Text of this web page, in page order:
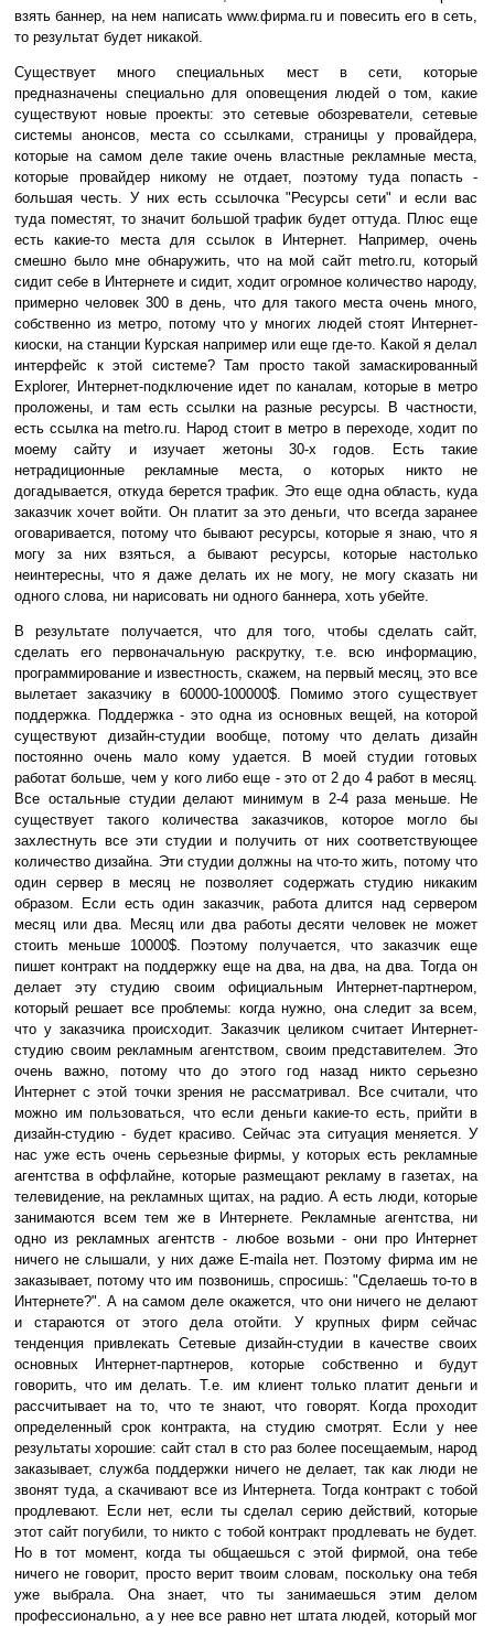
взять баннер, на нем написать www.фирма.ru и повесить его в сеть,
то результат будет никакой.
Существует много специальных мест в сети, которые
предназначены специально для оповещения людей о том, какие
существуют новые проекты: это сетевые обозреватели, сетевые
системы анонсов, места со ссылками, страницы у провайдера,
которые на самом деле такие очень властные рекламные места,
которые провайдер никому не отдает, поэтому туда попасть -
большая честь. У них есть ссылочка "Ресурсы сети" и если вас
туда поместят, то значит большой трафик будет оттуда. Плюс еще
есть какие-то места для ссылок в Интернет. Например, очень
смешно было мне обнаружить, что на мой сайт metro.ru, который
сидит себе в Интернете и сидит, ходит огромное количество народу,
примерно человек 300 в день, что для такого места очень много,
собственно из метро, потому что у многих людей стоят Интернет-
киоски, на станции Курская например или еще где-то. Какой я делал
интерфейс к этой системе? Там просто такой замаскированный
Explorer, Интернет-подключение идет по каналам, которые в метро
проложены, и там есть ссылки на разные ресурсы. В частности,
есть ссылка на metro.ru. Народ стоит в метро в переходе, ходит по
моему сайту и изучает жетоны 30-х годов. Есть такие
нетрадиционные рекламные места, о которых никто не
догадывается, откуда берется трафик. Это еще одна область, куда
заказчик хочет войти. Он платит за это деньги, что всегда заранее
оговаривается, потому что бывают ресурсы, которые я знаю, что я
могу за них взяться, а бывают ресурсы, которые настолько
неинтересны, что я даже делать их не могу, не могу сказать ни
одного слова, ни нарисовать ни одного баннера, хоть убейте.
В результате получается, что для того, чтобы сделать сайт,
сделать его первоначальную раскрутку, т.е. всю информацию,
программирование и известность, скажем, на первый месяц, это все
вылетает заказчику в 60000-100000$. Помимо этого существует
поддержка. Поддержка - это одна из основных вещей, на которой
существуют дизайн-студии вообще, потому что делать дизайн
постоянно очень мало кому удается. В моей студии готовых
работат больше, чем у кого либо еще - это от 2 до 4 работ в месяц.
Все остальные студии делают минимум в 2-4 раза меньше. Не
существует такого количества заказчиков, которое могло бы
захлестнуть все эти студии и получить от них соответствующее
количество дизайна. Эти студии должны на что-то жить, потому что
один сервер в месяц не позволяет содержать студию никаким
образом. Если есть один заказчик, работа длится над сервером
месяц или два. Месяц или два работы десяти человек не может
стоить меньше 10000$. Поэтому получается, что заказчик еще
пишет контракт на поддержку еще на два, на два, на два. Тогда он
делает эту студию своим официальным Интернет-партнером,
который решает все проблемы: когда нужно, она следит за всем,
что у заказчика происходит. Заказчик целиком считает Интернет-
студию своим рекламным агентством, своим представителем. Это
очень важно, потому что до этого год назад никто серьезно
Интернет с этой точки зрения не рассматривал. Все считали, что
можно им пользоваться, что если деньги какие-то есть, прийти в
дизайн-студию - будет красиво. Сейчас эта ситуация меняется. У
нас уже есть очень серьезные фирмы, у которых есть рекламные
агентства в оффлайне, которые размещают рекламу в газетах, на
телевидение, на рекламных щитах, на радио. А есть люди, которые
занимаются всем тем же в Интернете. Рекламные агентства, ни
одно из рекламных агентств - любое возьми - они про Интернет
ничего не слышали, у них даже E-mailа нет. Поэтому фирма им не
заказывает, потому что им позвонишь, спросишь: "Сделаешь то-то в
Интернете?". А на самом деле окажется, что они ничего не делают
и стараются от этого дела отойти. У крупных фирм сейчас
тенденция привлекать Сетевые дизайн-студии в качестве своих
основных Интернет-партнеров, которые собственно и будут
говорить, что им делать. Т.е. им клиент только платит деньги и
рассчитывает на то, что те знают, что говорят. Когда проходит
определенный срок контракта, на студию смотрят. Если у нее
результаты хорошие: сайт стал в сто раз более посещаемым, народ
заказывает, служба поддержки ничего не делает, так как люди не
звонят туда, а скачивают все из Интернета. Тогда контракт с тобой
продлевают. Если нет, если ты сделал серию действий, которые
этот сайт погубили, то никто с тобой контракт продлевать не будет.
Но в тот момент, когда ты общаешься с этой фирмой, она тебе
ничего не говорит, просто верит твоим словам, поскольку она тебя
уже выбрала. Она знает, что ты занимаешься этим делом
профессионально, а у нее все равно нет штата людей, который мог